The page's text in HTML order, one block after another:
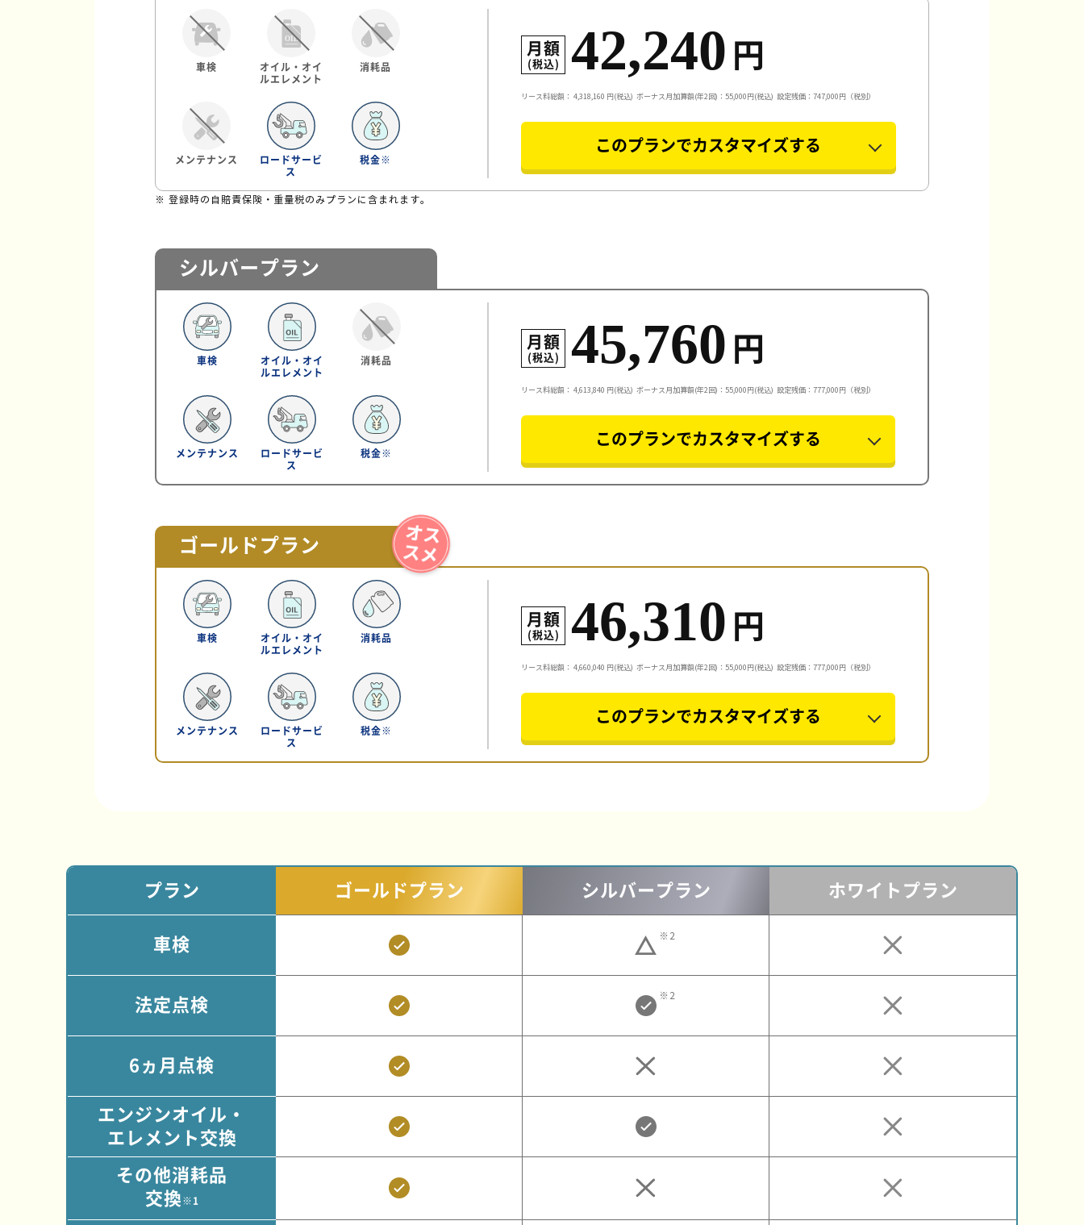
車検
オイル・オイ
ルエレメント
消耗品
メンテナンス
ロードサービ
ス
税金※
月額
(税込) 42,240 円
リース料総額： 4,318,160 円(税込) ボーナス月加算額(年2回)：55,000円(税込) 設定残価：747,000円（税別）
このプランでカスタマイズする
※ 登録時の自賠責保険・重量税のみプランに含まれます。
シルバープラン
車検
オイル・オイ
ルエレメント
消耗品
メンテナンス
ロードサービ
ス
税金※
月額
(税込) 45,760 円
リース料総額： 4,613,840 円(税込) ボーナス月加算額(年2回)：55,000円(税込) 設定残価：777,000円（税別）
このプランでカスタマイズする
ゴールドプラン
車検
オイル・オイ
ルエレメント
消耗品
メンテナンス
ロードサービ
ス
税金※
月額
(税込) 46,310 円
リース料総額： 4,660,040 円(税込) ボーナス月加算額(年2回)：55,000円(税込) 設定残価：777,000円（税別）
このプランでカスタマイズする
プラン ゴールド プラン シルバー プラン ホワイト プラン
車検 ※2
法定点検
※2
6ヵ月点検
エンジンオイル・
エレメント交換
その他消耗品
交換 ※1